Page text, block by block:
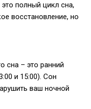
полный цикл сна,
восстановление, но
сна – это ранний
и 15:00). Сон
ваш ночной